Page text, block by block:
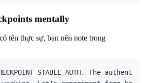
mentally
tên thực sự, bạn nên note trong
STABLE-AUTH. The